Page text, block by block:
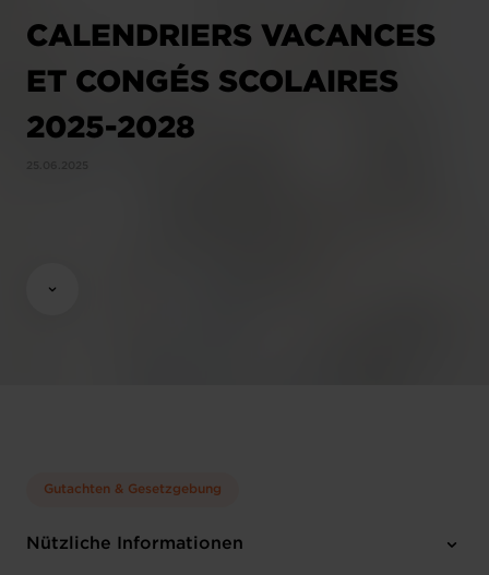
CALENDRIERS VACANCES
ET CONGÉS SCOLAIRES
2025-2028
Gutachten & Gesetzgebung
Nützliche Informationen